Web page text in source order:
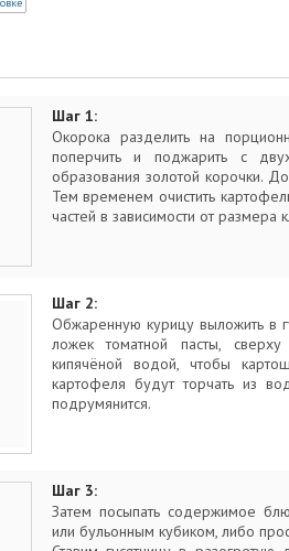
Шаг 1:
Окорока разделить на
поперчить и поджарить с
образования золотой корочки.
Тем временем очистить
частей в зависимости от размера
Шаг 2:
Обжаренную курицу выложить в
ложек томатной пасты,
кипячёной водой, чтобы
картофеля будут торчать из
подрумянится.
Шаг 3:
Затем посыпать содержимое
или бульонным кубиком, либо